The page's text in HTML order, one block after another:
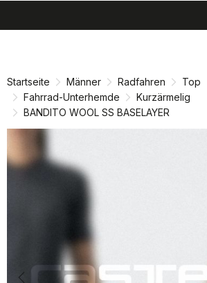
Startseite Männer Radfahren
Top
Fahrrad-Unterhemde
Kurzärmelig
BANDITO WOOL SS BASELAYER